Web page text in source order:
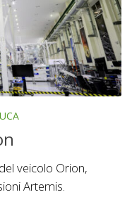
veicolo Orion,
Artemis.